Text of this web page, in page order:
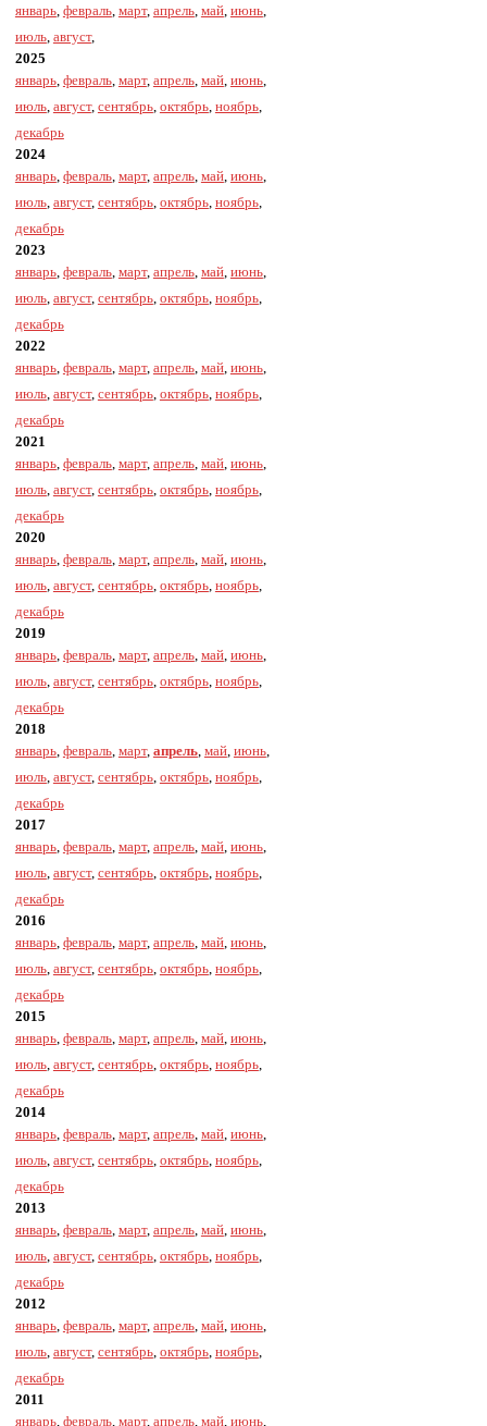
январь, февраль, март, апрель, май, июнь,
июль, август,
2025
январь, февраль, март, апрель, май, июнь,
июль, август, сентябрь, октябрь, ноябрь,
декабрь
2024
январь, февраль, март, апрель, май, июнь,
июль, август, сентябрь, октябрь, ноябрь,
декабрь
2023
январь, февраль, март, апрель, май, июнь,
июль, август, сентябрь, октябрь, ноябрь,
декабрь
2022
январь, февраль, март, апрель, май, июнь,
июль, август, сентябрь, октябрь, ноябрь,
декабрь
2021
январь, февраль, март, апрель, май, июнь,
июль, август, сентябрь, октябрь, ноябрь,
декабрь
2020
январь, февраль, март, апрель, май, июнь,
июль, август, сентябрь, октябрь, ноябрь,
декабрь
2019
январь, февраль, март, апрель, май, июнь,
июль, август, сентябрь, октябрь, ноябрь,
декабрь
2018
январь, февраль, март, апрель, май, июнь,
июль, август, сентябрь, октябрь, ноябрь,
декабрь
2017
январь, февраль, март, апрель, май, июнь,
июль, август, сентябрь, октябрь, ноябрь,
декабрь
2016
январь, февраль, март, апрель, май, июнь,
июль, август, сентябрь, октябрь, ноябрь,
декабрь
2015
январь, февраль, март, апрель, май, июнь,
июль, август, сентябрь, октябрь, ноябрь,
декабрь
2014
январь, февраль, март, апрель, май, июнь,
июль, август, сентябрь, октябрь, ноябрь,
декабрь
2013
январь, февраль, март, апрель, май, июнь,
июль, август, сентябрь, октябрь, ноябрь,
декабрь
2012
январь, февраль, март, апрель, май, июнь,
июль, август, сентябрь, октябрь, ноябрь,
декабрь
2011
январь, февраль, март, апрель, май, июнь,